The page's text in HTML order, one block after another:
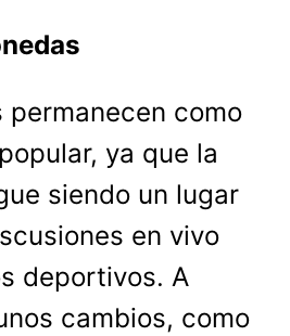
permanecen como
ya que la
siendo un lugar
en vivo
deportivos. A
cambios, como